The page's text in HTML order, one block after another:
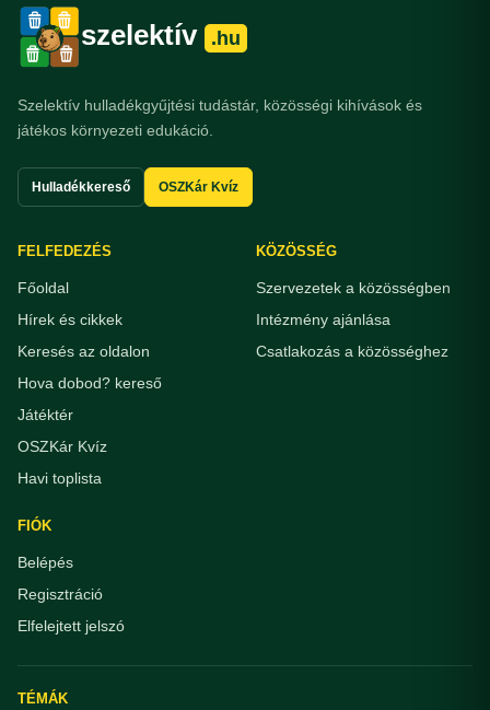
szelektív .hu
Szelektív hulladékgyűjtési tudástár, közösségi kihívások és
játékos környezeti edukáció.
Hulladékkereső OSZKár Kvíz
FELFEDEZÉS
Főoldal
Hírek és cikkek
Keresés az oldalon
Hova dobod? kereső
Játéktér
OSZKár Kvíz
Havi toplista
KÖZÖSSÉG
Szervezetek a közösségben
Intézmény ajánlása
Csatlakozás a közösséghez
FIÓK
Belépés
Regisztráció
Elfelejtett jelszó
TÉMÁK